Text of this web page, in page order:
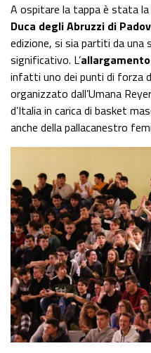
A ospitare la tappa è stata la
Duca degli Abruzzi di
edizione, si sia partiti da una
significativo. L’
infatti uno dei punti di forza
organizzato dall’Umana
d’Italia in carica di basket
anche della pallacanestro